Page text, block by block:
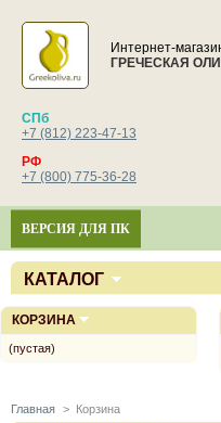
Интернет-
ГРЕЧЕСКАЯ
СПб
+7 (812) 223-47-13
РФ
+7 (800) 775-36-28
ВЕРСИЯ ДЛЯ ПК
КАТАЛОГ
Главная > Корзина
КОРЗИНА
(пустая)